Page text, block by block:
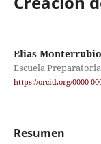
Elias
Escuela
https://orcid.org/0000-
Resumen